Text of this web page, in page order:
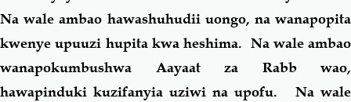
Na wale ambao hawashuhudii uongo, na wanapopita
kwenye upuuzi hupita kwa heshima. Na wale ambao
wanapokumbushwa Aayaat za Rabb wao,
hawapinduki kuzifanyia uziwi na upofu. Na wale